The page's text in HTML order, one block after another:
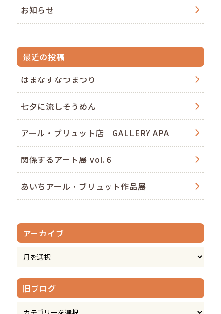
お知らせ
最近の投稿
はまなすなつまつり
七夕に流しそうめん
アール・ブリュット店 GALLERY APA
関係するアート展 vol.６
あいちアール・ブリュット作品展
アーカイブ
旧ブログ